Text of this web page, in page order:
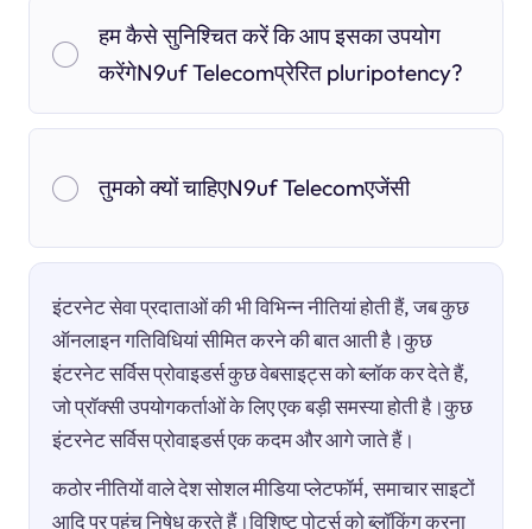
हम कैसे सुनिश्चित करें कि आप इसका उपयोग
करेंगेN9uf Telecomप्रेरित pluripotency?
तुमको क्यों चाहिएN9uf Telecomएजेंसी
इंटरनेट सेवा प्रदाताओं की भी विभिन्न नीतियां होती हैं, जब कुछ
ऑनलाइन गतिविधियां सीमित करने की बात आती है।कुछ
इंटरनेट सर्विस प्रोवाइडर्स कुछ वेबसाइट्स को ब्लॉक कर देते हैं,
जो प्रॉक्सी उपयोगकर्ताओं के लिए एक बड़ी समस्या होती है।कुछ
इंटरनेट सर्विस प्रोवाइडर्स एक कदम और आगे जाते हैं।
कठोर नीतियों वाले देश सोशल मीडिया प्लेटफॉर्म, समाचार साइटों
आदि पर पहुंच निषेध करते हैं।विशिष्ट पोर्ट्स को ब्लॉकिंग करना